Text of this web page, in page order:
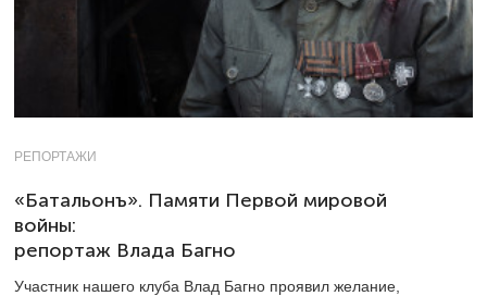
РЕПОРТАЖИ
«Батальонъ». Памяти Первой мировой
войны:
репортаж Влада Багно
Участник нашего клуба Влад Багно проявил желание,